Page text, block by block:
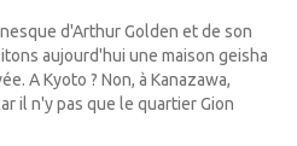
d'Arthur Golden et de son
aujourd'hui une maison geisha
A Kyoto ? Non, à Kanazawa,
il n'y pas que le quartier Gion